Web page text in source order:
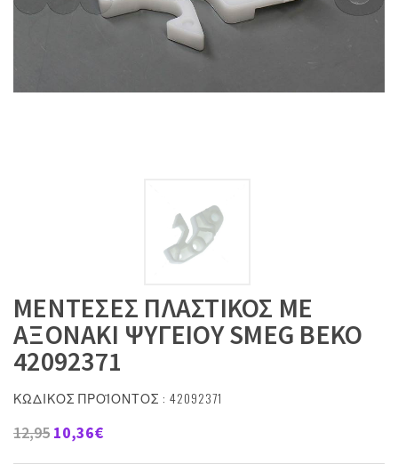
ΜΕΝΤΕΣΕΣ ΠΛΑΣΤΙΚΟΣ ΜΕ
ΑΞΟΝΑΚΙ ΨΥΓΕΙΟΥ SMEG ΒΕΚΟ
42092371
ΚΩΔΙΚΟΣ ΠΡΟΪΟΝΤΟΣ : 42092371
12,95 10,36€